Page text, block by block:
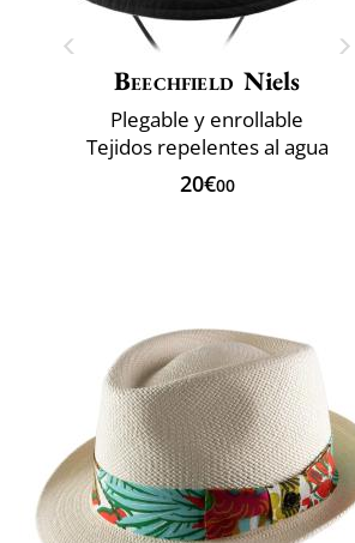
Beechfield Niels
Plegable y enrollable
Tejidos repelentes al agua
20€00